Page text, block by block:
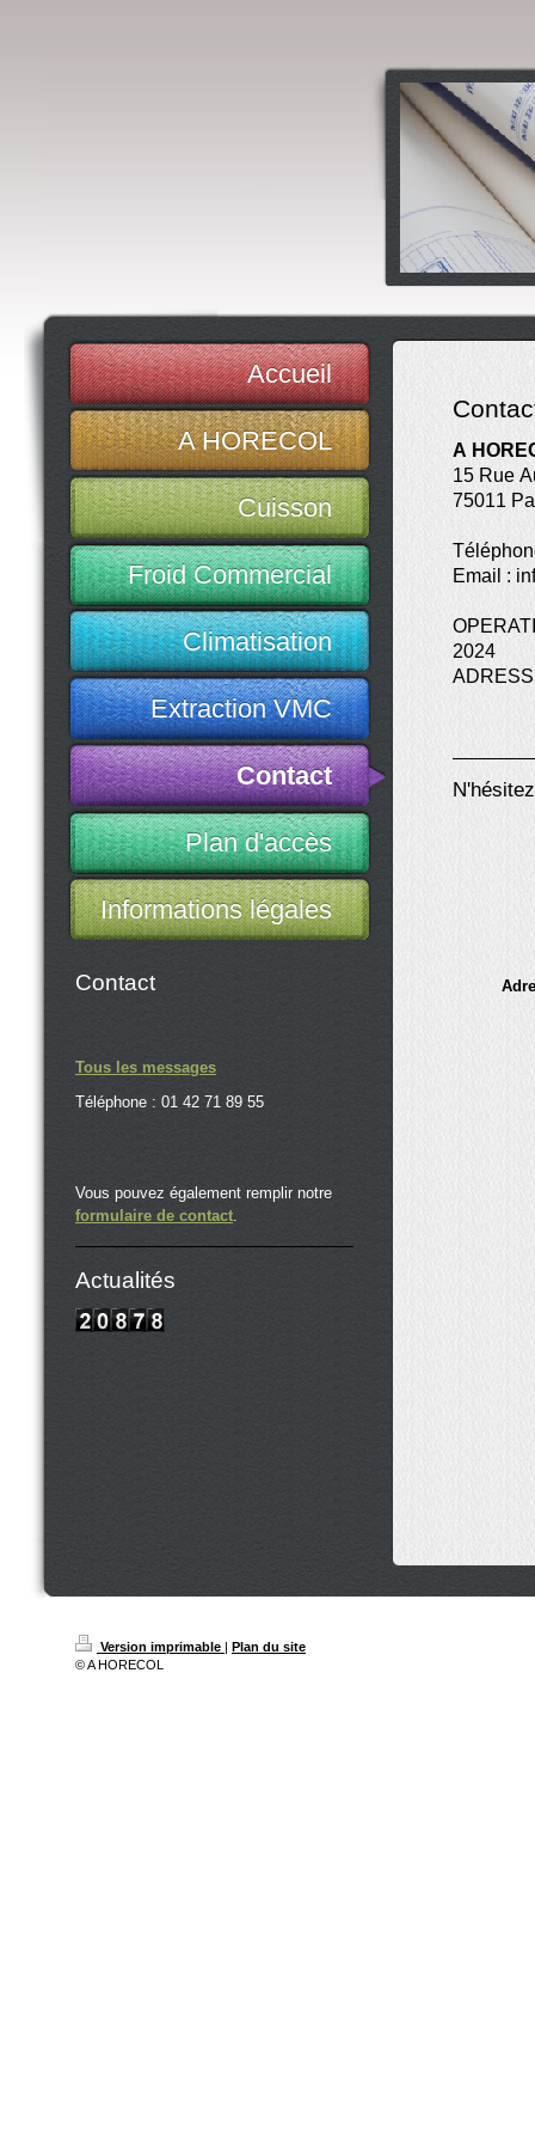
A
15 Rue
75011
Email :
2024
Accueil
A HORECOL
Cuisson
Froid Commercial
Climatisation
Extraction VMC
Contact
Plan d'accès
Informations légales
Contact
Tous les messages
Téléphone : 01 42 71 89 55
Vous pouvez également remplir notre
formulaire de contact.
Actualités
Version imprimable
Plan du site
© A HORECOL